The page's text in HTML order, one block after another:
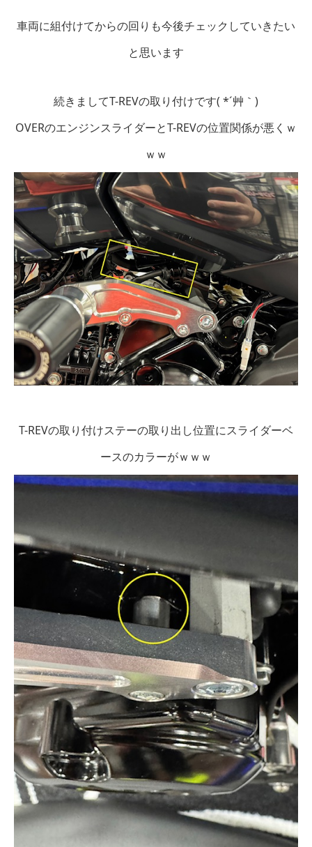
車両に組付けてからの回りも今後チェックしていきたい
と思います
続きましてT-REVの取り付けです( *´艸｀)
OVERのエンジンスライダーとT-REVの位置関係が悪くｗ
ｗｗ
T-REVの取り付けステーの取り出し位置にスライダーベ
ースのカラーがｗｗｗ